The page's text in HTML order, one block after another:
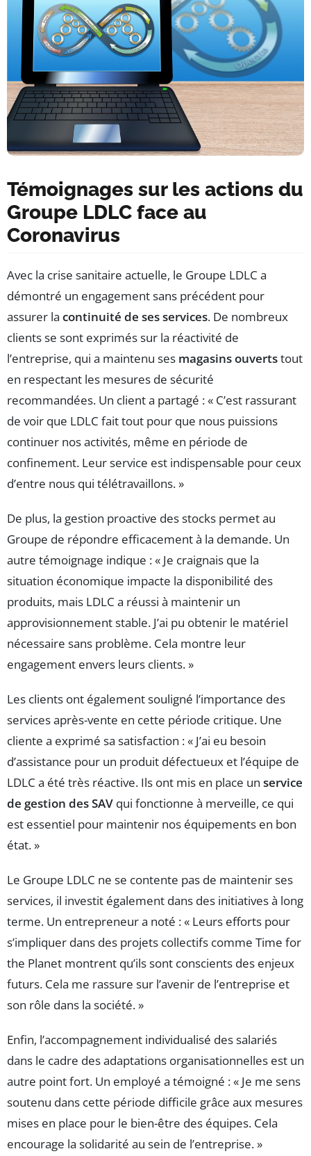
Témoignages sur les actions du
Groupe LDLC face au
Coronavirus
Avec la crise sanitaire actuelle, le Groupe LDLC a
démontré un engagement sans précédent pour
assurer la continuité de ses services. De nombreux
clients se sont exprimés sur la réactivité de
l’entreprise, qui a maintenu ses magasins ouvertstout
en respectant les mesures de sécurité
recommandées. Un client a partagé : « C’est rassurant
de voir que LDLC fait tout pour que nous puissions
continuer nos activités, même en période de
confinement. Leur service est indispensable pour ceux
d’entre nous qui télétravaillons. »
De plus, la gestion proactive des stocks permet au
Groupe de répondre efficacement à la demande. Un
autre témoignage indique : « Je craignais que la
situation économique impacte la disponibilité des
produits, mais LDLC a réussi à maintenir un
approvisionnement stable. J’ai pu obtenir le matériel
nécessaire sans problème. Cela montre leur
engagement envers leurs clients. »
Les clients ont également souligné l’importance des
services après-vente en cette période critique. Une
cliente a exprimé sa satisfaction : « J’ai eu besoin
d’assistance pour un produit défectueux et l’équipe de
LDLC a été très réactive. Ils ont mis en place un service
de gestion des SAV qui fonctionne à merveille, ce qui
est essentiel pour maintenir nos équipements en bon
état. »
Le Groupe LDLC ne se contente pas de maintenir ses
services, il investit également dans des initiatives à long
terme. Un entrepreneur a noté : « Leurs efforts pour
s’impliquer dans des projets collectifs comme Time for
the Planet montrent qu’ils sont conscients des enjeux
futurs. Cela me rassure sur l’avenir de l’entreprise et
son rôle dans la société. »
Enfin, l’accompagnement individualisé des salariés
dans le cadre des adaptations organisationnelles est un
autre point fort. Un employé a témoigné : « Je me sens
soutenu dans cette période difficile grâce aux mesures
mises en place pour le bien-être des équipes. Cela
encourage la solidarité au sein de l’entreprise. »